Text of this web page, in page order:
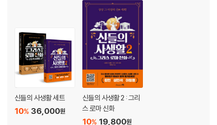
신들의 사생활 세트
36,000원
10%
신들의 사생활 2 : 그리
스 로마 신화
19,800원
10%